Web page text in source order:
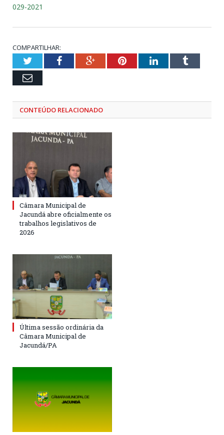
029-2021
COMPARTILHAR:
TwitterFacebookGoogle+PinterestLinkedInTumblr
Email
CONTEÚDO RELACIONADO
Câmara Municipal de
Jacundá abre oficialmente os
trabalhos legislativos de
2026
Última sessão ordinária da
Câmara Municipal de
Jacundá/PA